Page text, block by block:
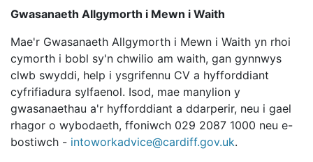
Gwasanaeth Allgymorth i Mewn i Waith
Mae'r Gwasanaeth Allgymorth i Mewn i Waith yn rhoi
cymorth i bobl sy'n chwilio am waith, gan gynnwys
clwb swyddi, help i ysgrifennu CV a hyfforddiant
cyfrifiadura sylfaenol. Isod, mae manylion y
gwasanaethau a'r hyfforddiant a ddarperir, neu i gael
rhagor o wybodaeth, ffoniwch 029 2087 1000 neu e-
bostiwch - intoworkadvice@cardiff.gov.uk.